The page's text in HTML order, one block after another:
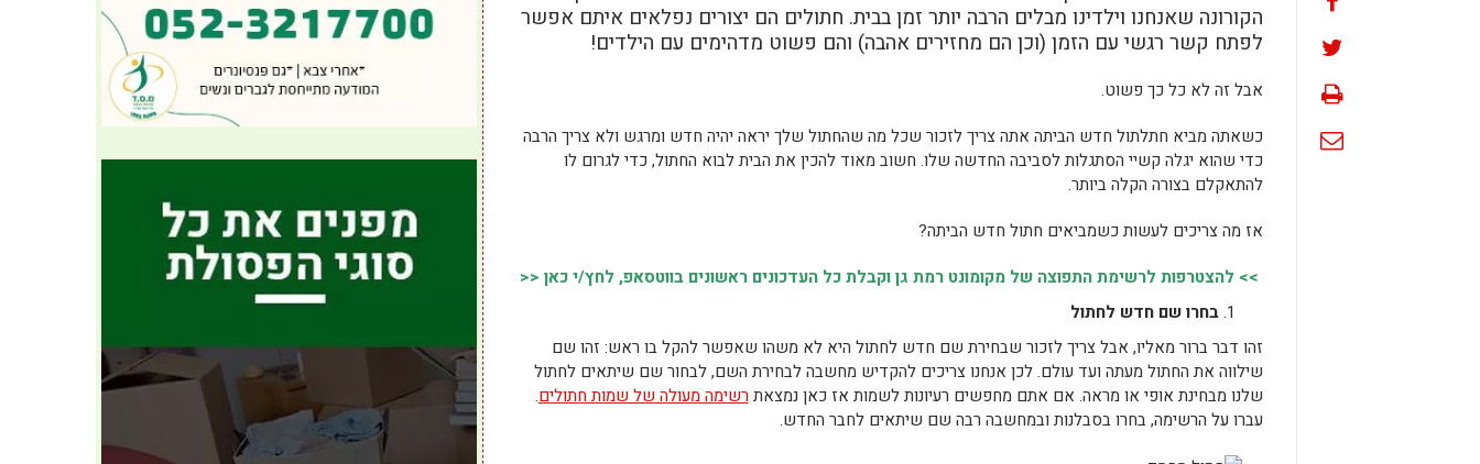
הקורונה שאנחנו וילדינו מבלים הרבה יותר זמן בבית. חתולים הם יצורים נפלאים איתם אפשר
לפתח קשר רגשי עם הזמן (וכן הם מחזירים אהבה) והם פשוט מדהימים עם הילדים!
אבל זה לא כל כך פשוט.
כשאתה מביא חתלתול חדש הביתה אתה צריך לזכור שכל מה שהחתול שלך יראה יהיה חדש ומרגש ולא צריך הרבה
כדי שהוא יגלה קשיי הסתגלות לסביבה החדשה שלו. חשוב מאוד להכין את הבית לבוא החתול, כדי לגרום לו
להתאקלם בצורה הקלה ביותר.
אז מה צריכים לעשות כשמביאים חתול חדש הביתה?
>> להצטרפות לרשימת התפוצה של מקומונט רמת גן וקבלת כל העדכונים ראשונים בווטסאפ, לחץ/י כאן <<
בחרו שם חדש לחתול
זהו דבר ברור מאליו, אבל צריך לזכור שבחירת שם חדש לחתול היא לא משהו שאפשר להקל בו ראש: זהו שם
שילווה את החתול מעתה ועד עולם. לכן אנחנו צריכים להקדיש מחשבה לבחירת השם, לבחור שם שיתאים לחתול
שלנו מבחינת אופי או מראה. אם אתם מחפשים רעיונות לשמות אז כאן נמצאת רשימה מעולה של שמות חתולים.
עברו על הרשימה, בחרו בסבלנות ובמחשבה רבה שם שיתאים לחבר החדש.